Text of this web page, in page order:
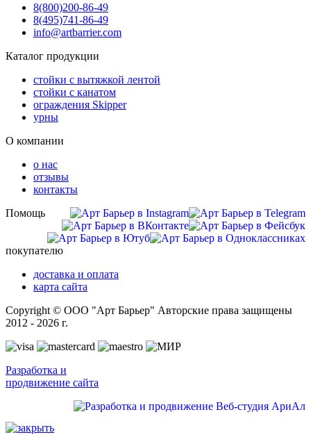
8(800)200-86-49
8(495)741-86-49
info@artbarrier.com
Каталог продукции
стойки с вытяжкой лентой
стойки с канатом
ограждения Skipper
урны
О компании
о нас
отзывы
контакты
Помощь
покупателю
доставка и оплата
карта сайта
Copyright © ООО "Арт Барьер" Авторские права защищены
2012 - 2026 г.
Разработка и
продвижение сайта